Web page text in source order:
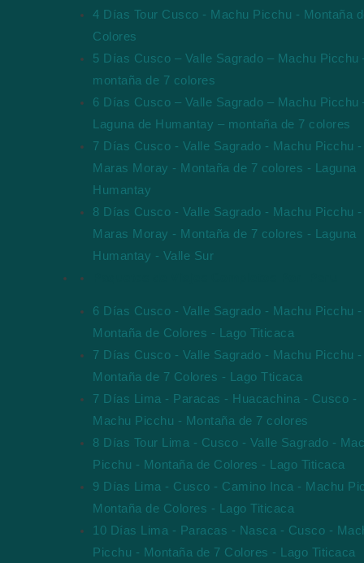
4 Días Tour Cusco - Machu Picchu - Montaña
Colores
5 Días Cusco – Valle Sagrado – Machu Picchu
montaña de 7 colores
6 Días Cusco – Valle Sagrado – Machu Picchu
Laguna de Humantay – montaña de 7 colores
7 Días Cusco - Valle Sagrado - Machu Picchu -
Maras Moray - Montaña de 7 colores - Laguna
Humantay
8 Días Cusco - Valle Sagrado - Machu Picchu -
Maras Moray - Montaña de 7 colores - Laguna
Humantay - Valle Sur
6 Días Cusco - Valle Sagrado - Machu Picchu -
Montaña de Colores - Lago Titicaca
7 Días Cusco - Valle Sagrado - Machu Picchu -
Montaña de 7 Colores - Lago Tticaca
7 Días Lima - Paracas - Huacachina - Cusco -
Machu Picchu - Montaña de 7 colores
8 Días Tour Lima - Cusco - Valle Sagrado -
Picchu - Montaña de Colores - Lago Titicaca
9 Días Lima - Cusco - Camino Inca - Machu
Montaña de Colores - Lago Titicaca
10 Días Lima - Paracas - Nasca - Cusco -
Picchu - Montaña de 7 Colores - Lago Titicaca